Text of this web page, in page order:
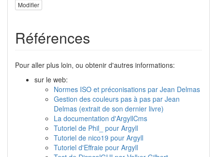
Modifier
Références
Pour aller plus loin, ou obtenir d'autres informations:
sur le web:
Normes ISO et préconisations par Jean Delmas
Gestion des couleurs pas à pas par Jean
Delmas (extrait de son dernier livre)
La documentation d'ArgyllCms
Tutoriel de Phil_ pour Argyll
Tutoriel de nico19 pour Argyll
Tutoriel d'Effraie pour Argyll